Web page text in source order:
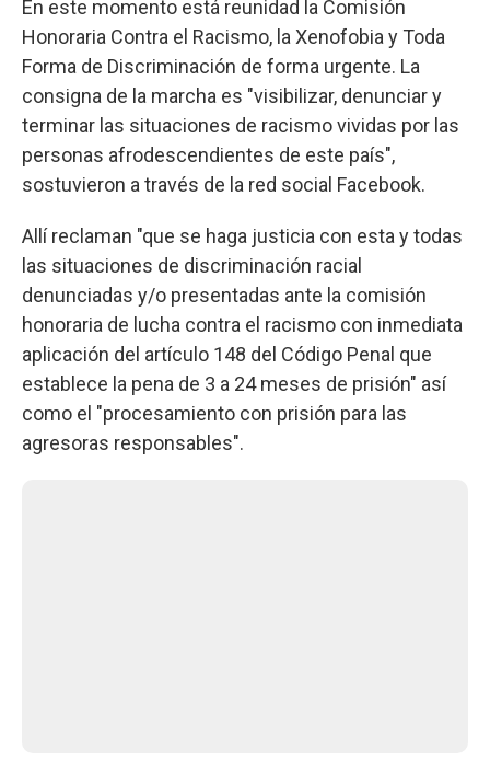
En este momento está reunidad la Comisión
Honoraria Contra el Racismo, la Xenofobia y Toda
Forma de Discriminación de forma urgente. La
consigna de la marcha es "visibilizar, denunciar y
terminar las situaciones de racismo vividas por las
personas afrodescendientes de este país",
sostuvieron a través de la red social Facebook.
Allí reclaman "que se haga justicia con esta y todas
las situaciones de discriminación racial
denunciadas y/o presentadas ante la comisión
honoraria de lucha contra el racismo con inmediata
aplicación del artículo 148 del Código Penal que
establece la pena de 3 a 24 meses de prisión" así
como el "procesamiento con prisión para las
agresoras responsables".